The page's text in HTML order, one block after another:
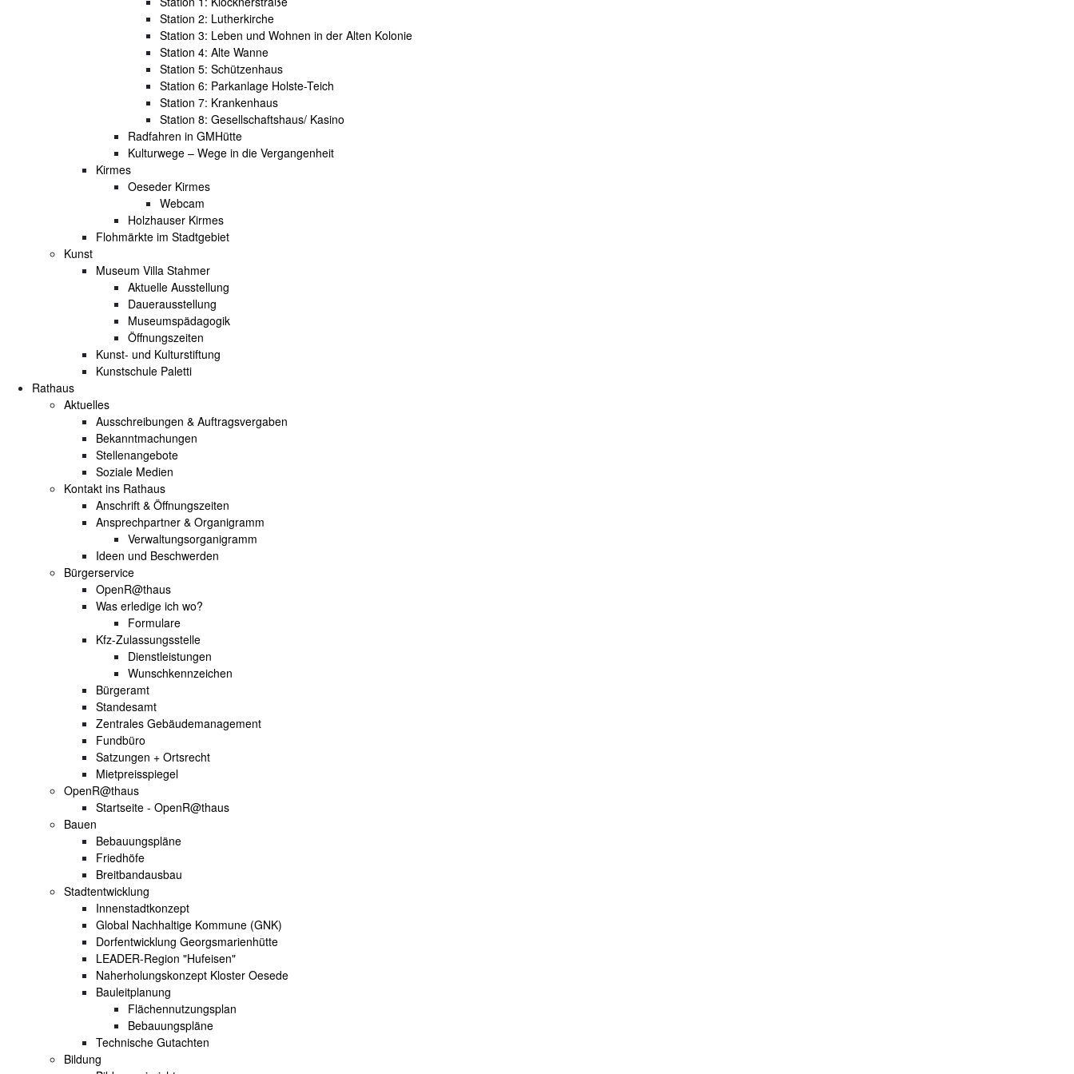
Station 2: Lutherkirche
Station 3: Leben und Wohnen in der Alten Kolonie
Station 4: Alte Wanne
Station 5: Schützenhaus
Station 6: Parkanlage Holste-Teich
Station 7: Krankenhaus
Station 8: Gesellschaftshaus/ Kasino
Radfahren in GMHütte
Kulturwege – Wege in die Vergangenheit
Kirmes
Oeseder Kirmes
Webcam
Holzhauser Kirmes
Flohmärkte im Stadtgebiet
Kunst
Museum Villa Stahmer
Aktuelle Ausstellung
Dauerausstellung
Museumspädagogik
Öffnungszeiten
Kunst- und Kulturstiftung
Kunstschule Paletti
Rathaus
Aktuelles
Ausschreibungen & Auftragsvergaben
Bekanntmachungen
Stellenangebote
Soziale Medien
Kontakt ins Rathaus
Anschrift & Öffnungszeiten
Ansprechpartner & Organigramm
Verwaltungsorganigramm
Ideen und Beschwerden
Bürgerservice
OpenR@thaus
Was erledige ich wo?
Formulare
Kfz-Zulassungsstelle
Dienstleistungen
Wunschkennzeichen
Bürgeramt
Standesamt
Zentrales Gebäudemanagement
Fundbüro
Satzungen + Ortsrecht
Mietpreisspiegel
OpenR@thaus
Startseite - OpenR@thaus
Bauen
Bebauungspläne
Friedhöfe
Breitbandausbau
Stadtentwicklung
Innenstadtkonzept
Global Nachhaltige Kommune (GNK)
Dorfentwicklung Georgsmarienhütte
LEADER-Region "Hufeisen"
Naherholungskonzept Kloster Oesede
Bauleitplanung
Flächennutzungsplan
Bebauungspläne
Technische Gutachten
Bildung